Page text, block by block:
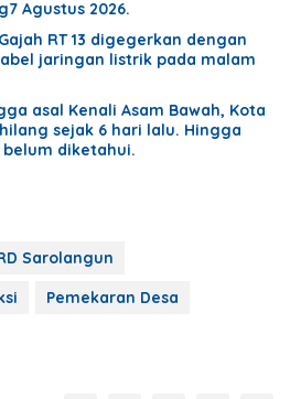
Agustus 2026.
RT 13 digegerkan dengan
jaringan listrik pada malam
asal Kenali Asam Bawah, Kota
sejak 6 hari lalu. Hingga
diketahui.
Sarolangun
Pemekaran Desa